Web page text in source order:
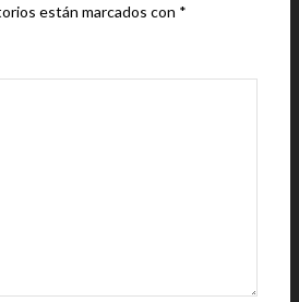
están marcados con *